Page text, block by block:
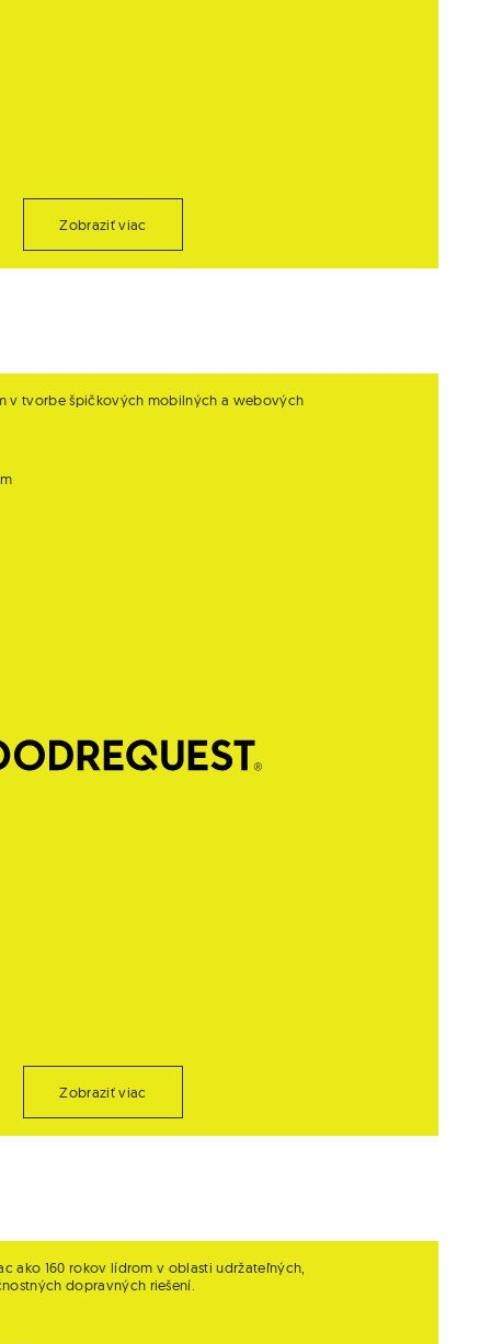
Zobraziť viac
v tvorbe špičkových mobilných a webových
Zobraziť viac
ako 160 rokov lídrom v oblasti udržateľných,
dopravných riešení.